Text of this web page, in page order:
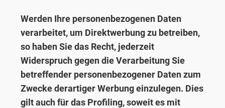
Werden Ihre personenbezogenen Daten
verarbeitet, um Direktwerbung zu betreiben,
so haben Sie das Recht, jederzeit
Widerspruch gegen die Verarbeitung Sie
betreffender personenbezogener Daten zum
Zwecke derartiger Werbung einzulegen. Dies
gilt auch für das Profiling, soweit es mit